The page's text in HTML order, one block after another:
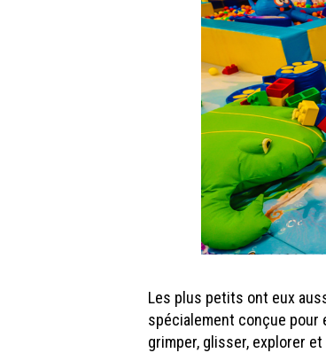
Les plus petits ont eux
spécialement conçue pour
grimper, glisser, explorer